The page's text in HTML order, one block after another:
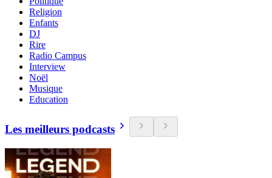
Religion
Enfants
DJ
Rire
Radio Campus
Interview
Noël
Musique
Education
Les meilleurs podcasts